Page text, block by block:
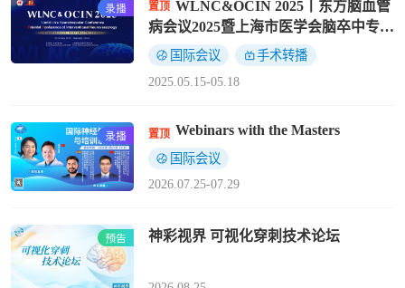
置顶 WLNC&OCIN 2025丨东方脑血管
病会议2025暨上海市医学会脑卒中专科
分会学术年会
国际会议
手术转播
2025.05.15-05.18
置顶 Webinars with the Masters
国际会议
2026.07.25-07.29
神彩视界 可视化穿刺技术论坛